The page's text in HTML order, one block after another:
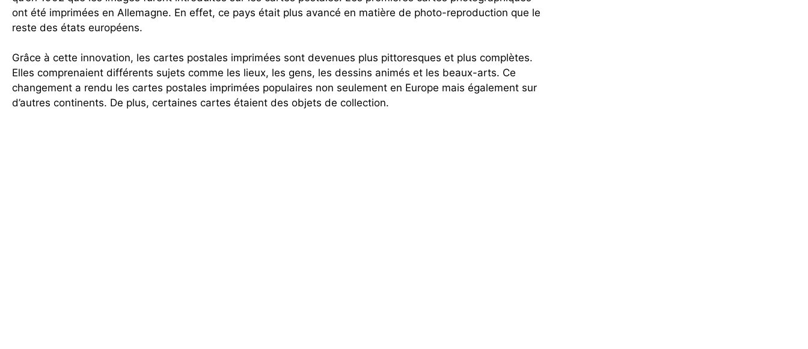
ont été imprimées en Allemagne. En effet, ce pays était plus avancé en matière de photo-reproduction que le
reste des états européens.
Grâce à cette innovation, les cartes postales imprimées sont devenues plus pittoresques et plus complètes.
Elles comprenaient différents sujets comme les lieux, les gens, les dessins animés et les beaux-arts. Ce
changement a rendu les cartes postales imprimées populaires non seulement en Europe mais également sur
d’autres continents. De plus, certaines cartes étaient des objets de collection.